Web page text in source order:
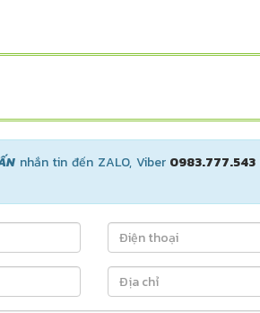
nhắn tin đến ZALO, Viber 0983.777.543